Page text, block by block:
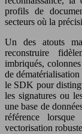
profils de
secteurs où la
Un des atouts
reconstruire
imbriqués,
de
le SDK pour
les signatures ou
une base de
référence
vectorisation